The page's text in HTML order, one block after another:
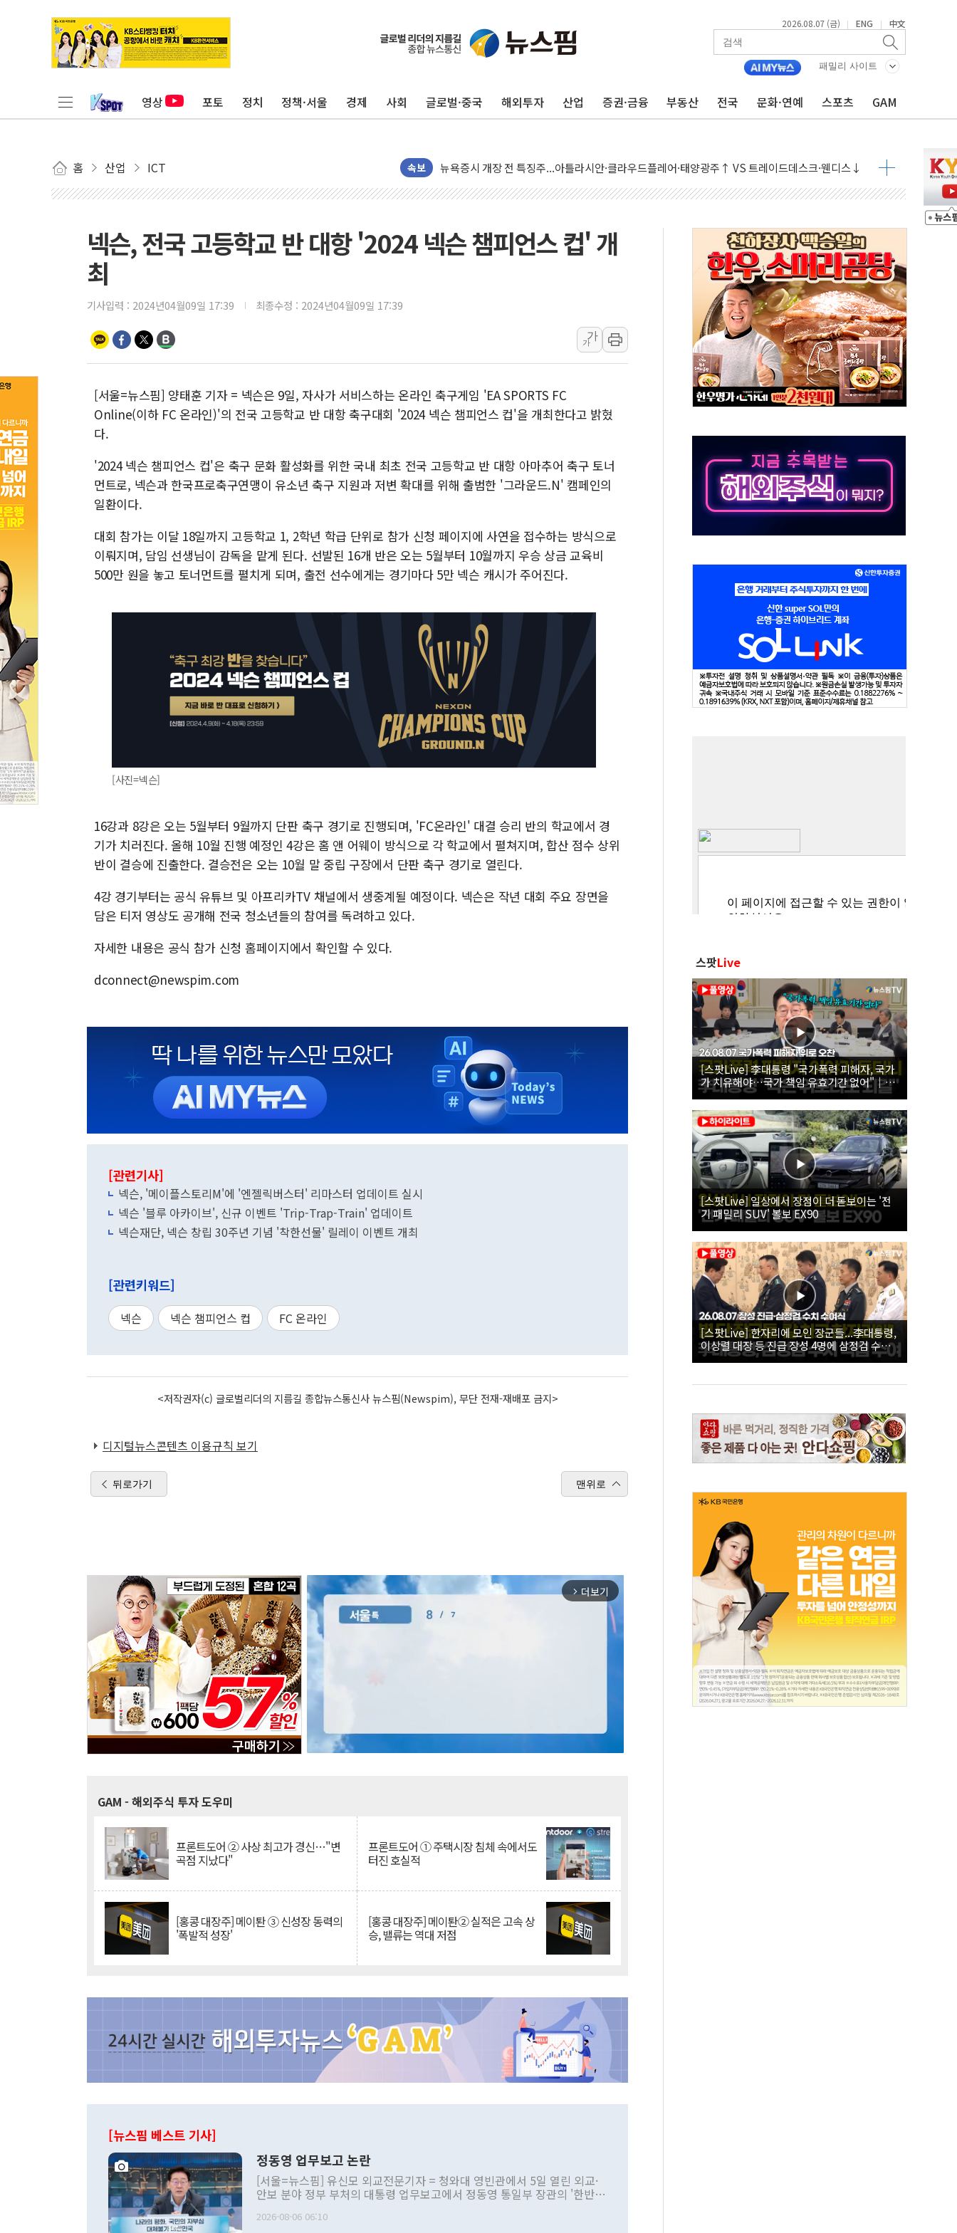
2026.08.07 (금) | ENG | 中文
패밀리 사이트
영상 포토 정치 정책·서울 경제 사회 글로벌·중국 해외투자 산업 증권·금융 부동산 전국 문화·연예 스포츠 GAM
홈 산업 ICT 속보
美 고용 쇼크에 엔화 장중 급등…시장은 "또 개입했나" 촉각
뉴욕증시 프리뷰, 美 고용 쇼크에 금리 인상 우려 후퇴…나스닥 선물 1%대 상승
[종합] 美 7월 고용 2만3000명 감소 '쇼크'…9월 금리 인상 기대 후퇴
뉴욕증시 개장 전 특징주...아틀라시안·클라우드플레어·태양광주↑ VS 트레이드데스크·웬디스↓
보훈부, 미 DPAA와 MOU… "6·25 미군 실종자 7359명 끝까지 찾겠다"
특정 정치인 측근 포항시 정책특보 내정설...포항시 '시끌'
李 "해남 태양광, 대한민국 다음 100년 밑거름…수도권 집중 완화 전환점"
李 대통령, '6시간 마라톤 부동산 2차 회의' 주재… "전폭적 공급 확대·속도전 총력"
이란와이어 "이란 최고지도자 위독…곧 사망해도 놀랍지 않아"
남동발전, 해남군에 국내 최대 규모 400MW 태양광 착공…여의도 1.6배 규모
[인도증시] 중동 불안 속 유가 상승에 소폭 하락...금융주 낙폭 커
황희 '폐버스 청년주택' SNS 글 역풍에 "정부정책 아냐" 해명
폭염 누그러지고 가뭄 숙지나...경북동해안권 8~9일 최대 100mm 호우
신길동 신축도 3.3㎡당 7250만원…써밋 클라비온 59㎡ 18억원대
넥슨, 전국 고등학교 반 대항 '2024 넥슨 챔피언스 컵' 개
최
기사입력 : 2024년04월09일 17:39 최종수정 : 2024년04월09일 17:39
가
가
[서울=뉴스핌] 양태훈 기자 = 넥슨은 9일, 자사가 서비스하는 온라인 축구게임 'EA SPORTS FC
Online(이하 FC 온라인)'의 전국 고등학교 반 대항 축구대회 '2024 넥슨 챔피언스 컵'을 개최한다고 밝혔
다.
'2024 넥슨 챔피언스 컵'은 축구 문화 활성화를 위한 국내 최초 전국 고등학교 반 대항 아마추어 축구 토너
먼트로, 넥슨과 한국프로축구연맹이 유소년 축구 지원과 저변 확대를 위해 출범한 '그라운드.N' 캠페인의
일환이다.
대회 참가는 이달 18일까지 고등학교 1, 2학년 학급 단위로 참가 신청 페이지에 사연을 접수하는 방식으로
이뤄지며, 담임 선생님이 감독을 맡게 된다. 선발된 16개 반은 오는 5월부터 10월까지 우승 상금 교육비
500만 원을 놓고 토너먼트를 펼치게 되며, 출전 선수에게는 경기마다 5만 넥슨 캐시가 주어진다.
[사진=넥슨]
16강과 8강은 오는 5월부터 9월까지 단판 축구 경기로 진행되며, 'FC온라인' 대결 승리 반의 학교에서 경
기가 치러진다. 올해 10월 진행 예정인 4강은 홈 앤 어웨이 방식으로 각 학교에서 펼쳐지며, 합산 점수 상위
반이 결승에 진출한다. 결승전은 오는 10월 말 중립 구장에서 단판 축구 경기로 열린다.
4강 경기부터는 공식 유튜브 및 아프리카TV 채널에서 생중계될 예정이다. 넥슨은 작년 대회 주요 장면을
담은 티저 영상도 공개해 전국 청소년들의 참여를 독려하고 있다.
자세한 내용은 공식 참가 신청 홈페이지에서 확인할 수 있다.
dconnect@newspim.com
[관련기사]
넥슨, '메이플스토리M'에 '엔젤릭버스터' 리마스터 업데이트 실시
넥슨 '블루 아카이브', 신규 이벤트 'Trip-Trap-Train' 업데이트
넥슨재단, 넥슨 창립 30주년 기념 '착한선물' 릴레이 이벤트 개최
[관련키워드]
넥슨 넥슨 챔피언스 컵 FC 온라인
<저작권자(c) 글로벌리더의 지름길 종합뉴스통신사 뉴스핌(Newspim), 무단 전재-재배포 금지>
디지털뉴스콘텐츠 이용규칙 보기
뒤로가기 맨위로
arrow_forward_ios 더보기
GAM - 해외주식 투자 도우미
프론트도어 ② 사상 최고가 경신…"변
곡점 지났다"
프론트도어 ① 주택시장 침체 속에서도
터진 호실적
[홍콩 대장주] 메이퇀 ③ 신성장 동력의
'폭발적 성장'
[홍콩 대장주] 메이퇀② 실적은 고속 상
승, 밸류는 역대 저점
[뉴스핌 베스트 기사]
정동영 업무보고 논란
[서울=뉴스핌] 유신모 외교전문기자 = 청와대 영빈관에서 5일 열린 외교·
안보 분야 정부 부처의 대통령 업무보고에서 정동영 통일부 장관의 '한반도
발언 중에는 정부 내 조율을 거치지 않은 사안을 정책으로 추진하겠다고 공
2026-08-06 06:10
스팟Live
[스팟Live] 李대통령 "국가폭력 피해자, 국가
가 치유해야…국가 책임 유효기간 없어"｜
26.08.07 국가폭력 피해자 위로 오찬
[스팟Live] 일상에서 장점이 더 돋보이는 '전
기 패밀리 SUV' 볼보 EX90
[스팟Live] 한자리에 모인 장군들...李대통령,
이상렬 대장 등 진급 장성 4명에 삼정검 수치
직접 수여｜26.08.07 장성 진급·삼정검 수치